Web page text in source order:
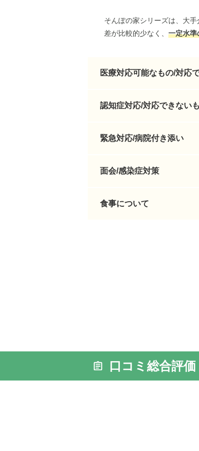
そんぽの家シリーズは、大
差が比較的少なく、 一定水準
医療対応可能なもの/対応
認知症対応/対応できない
緊急対応/病院付き添い
面会/感染症対策
食事について
口コミ総合評